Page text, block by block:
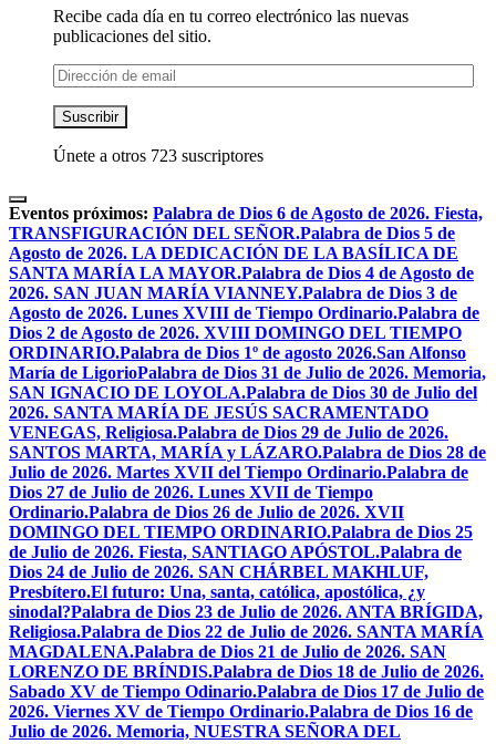
Recibe cada día en tu correo electrónico las nuevas
publicaciones del sitio.
Dirección
de
email
Suscribir
Únete a otros 723 suscriptores
Eventos próximos: Palabra de Dios 6 de Agosto de 2026. Fiesta,
TRANSFIGURACIÓN DEL SEÑOR.Palabra de Dios 5 de
Agosto de 2026. LA DEDICACIÓN DE LA BASÍLICA DE
SANTA MARÍA LA MAYOR.Palabra de Dios 4 de Agosto de
2026. SAN JUAN MARÍA VIANNEY.Palabra de Dios 3 de
Agosto de 2026. Lunes XVIII de Tiempo Ordinario.Palabra de
Dios 2 de Agosto de 2026. XVIII DOMINGO DEL TIEMPO
ORDINARIO.Palabra de Dios 1º de agosto 2026.San Alfonso
María de LigorioPalabra de Dios 31 de Julio de 2026. Memoria,
SAN IGNACIO DE LOYOLA.Palabra de Dios 30 de Julio del
2026. SANTA MARÍA DE JESÚS SACRAMENTADO
VENEGAS, Religiosa.Palabra de Dios 29 de Julio de 2026.
SANTOS MARTA, MARÍA y LÁZARO.Palabra de Dios 28 de
Julio de 2026. Martes XVII del Tiempo Ordinario.Palabra de
Dios 27 de Julio de 2026. Lunes XVII de Tiempo
Ordinario.Palabra de Dios 26 de Julio de 2026. XVII
DOMINGO DEL TIEMPO ORDINARIO.Palabra de Dios 25
de Julio de 2026. Fiesta, SANTIAGO APÓSTOL.Palabra de
Dios 24 de Julio de 2026. SAN CHÁRBEL MAKHLUF,
Presbítero.El futuro: Una, santa, católica, apostólica, ¿y
sinodal?Palabra de Dios 23 de Julio de 2026. ANTA BRÍGIDA,
Religiosa.Palabra de Dios 22 de Julio de 2026. SANTA MARÍA
MAGDALENA.Palabra de Dios 21 de Julio de 2026. SAN
LORENZO DE BRÍNDIS.Palabra de Dios 18 de Julio de 2026.
Sabado XV de Tiempo Odinario.Palabra de Dios 17 de Julio de
2026. Viernes XV de Tiempo Ordinario.Palabra de Dios 16 de
Julio de 2026. Memoria, NUESTRA SEÑORA DEL